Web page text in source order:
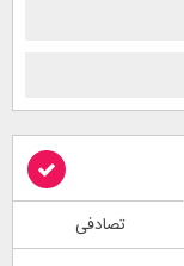
تصادفی